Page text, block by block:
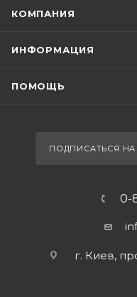
КОМПАНИЯ
ИНФОРМАЦИЯ
ПОМОЩЬ
ПОДПИСАТЬСЯ
0-
г. Киев,